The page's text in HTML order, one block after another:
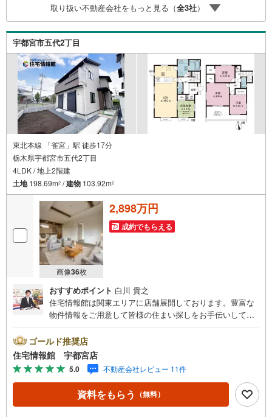
取り扱い不動産会社をもっと見る（全3社）
宇都宮市五代2丁目
東北本線 「雀宮」駅 徒歩17分
栃木県宇都宮市五代2丁目
4LDK / 地上2階建
土地198.69m2 /建物 103.92m2
画像36枚
2,898万円
成約でもらえる
おすすめポイント 白川 貴之
住宅情報館は関東エリアに店舗展開しております。豊富な
物件情報をご用意して皆様の住まい探しをお手伝いしてお
さい。住宅ローン相談会も同時開催中無理のない住宅ロー
ンの試算やご購入の際にかかる諸費用の概算も行っており
ます。しっかりとした資金計画のアドバイスをさせて頂き
ますので、お気軽にご相談ください。
ゴールド推奨店
住宅情報館 宇都宮店
5.0 不動産会社レビュー 11件
資料をもらう （無料）